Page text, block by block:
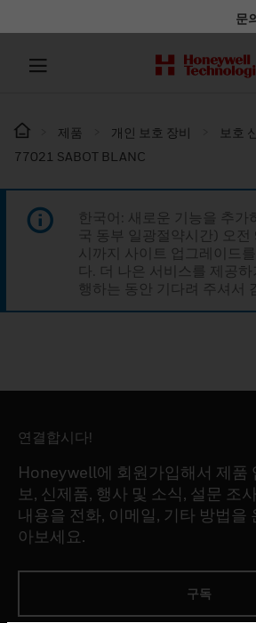
문
제품 개인 보호 장비 보호
77021 SABOT BLANC
한국어: 새로운 기능을 추가
국 동부 일광절약시간) 오
시까지 사이트 업그레이드
다. 더 나은 서비스를 제공하
행하는 동안 기다려 주셔서
연결합시다!
Honeywell에 회원가입해서 제품
보, 신제품, 행사 및 소식, 설문 조
내용을 전화, 이메일, 기타 방법을
아보세요.
구독